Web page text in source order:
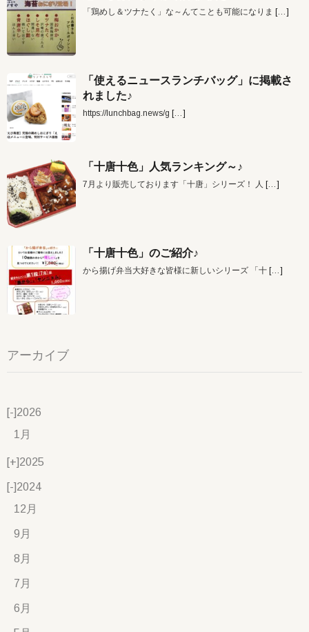
「鶏めし＆ツナたく」な～んてことも可能になりま […]
「使えるニュースランチバッグ」に掲載さ
れました♪
https://lunchbag.news/g […]
「十唐十色」人気ランキング～♪
7月より販売しております「十唐」シリーズ！ 人 […]
「十唐十色」のご紹介♪
から揚げ弁当大好きな皆様に新しいシリーズ 「十 […]
アーカイブ
[-]2026
1月
[+]2025
[-]2024
12月
9月
8月
7月
6月